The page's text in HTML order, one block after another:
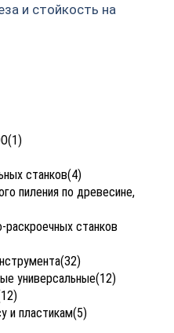
и стойкость на
(1)
станков(4)
пиления по древесине,
станков
(32)
универсальные(12)
и пластикам(5)